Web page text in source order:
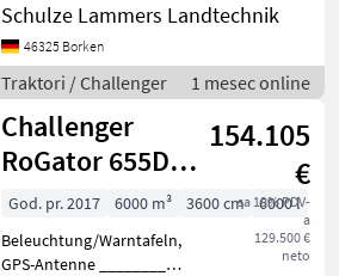
8l, Motor-Zylinderanzahl:
12, Druckluftanlage (1-
Kreis), Druckluftanlage (2-
Kreis), Bo
Schulze Lammers Landtechnik
46325 Borken
Traktori / Challenger 1 mesec online
Challenger
RoGator 655D
24-36m GPS
154.105
€
sa 19% PDV-
a
129.500 €
neto
God. pr. 2017 6000 m³ 3600 cm
6000 l
Beleuchtung/Warntafeln,
GPS-Antenne ________